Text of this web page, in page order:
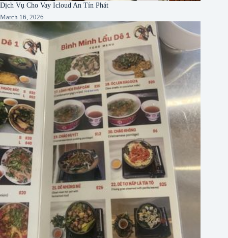
Dịch Vụ Cho Vay Icloud An Tín Phát
March 16, 2026